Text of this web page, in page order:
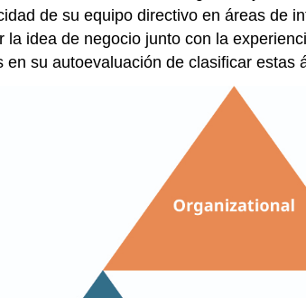
de su equipo directivo en áreas de
idea de negocio junto con la
su autoevaluación de clasificar estas